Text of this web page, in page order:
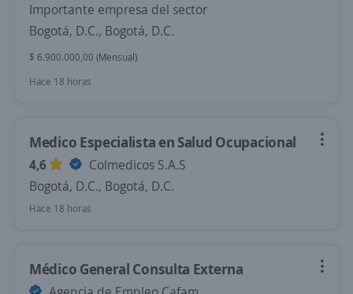
Importante empresa del sector
Bogotá, D.C., Bogotá, D.C.
$ 6.900.000,00 (Mensual)
Hace 18 horas
Medico Especialista en Salud Ocupacional
4,6
Colmedicos S.A.S
Bogotá, D.C., Bogotá, D.C.
Hace 18 horas
Médico General Consulta Externa